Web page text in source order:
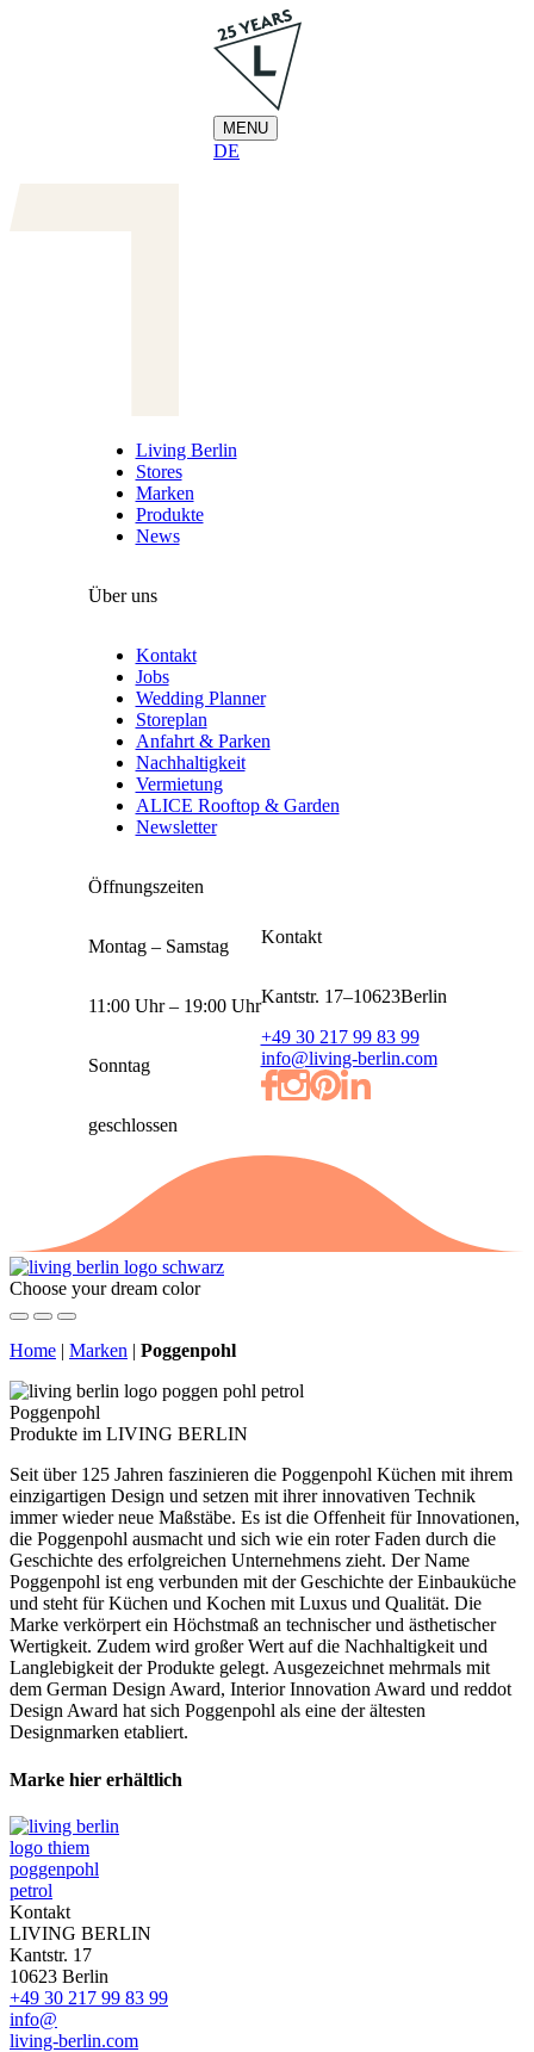
MENU
DE
Living Berlin
Stores
Marken
Produkte
News
Über uns
Kontakt
Jobs
Wedding Planner
Storeplan
Anfahrt & Parken
Nachhaltigkeit
Vermietung
ALICE Rooftop & Garden
Newsletter
Öffnungszeiten
Montag – Samstag
11:00 Uhr – 19:00 Uhr
Sonntag
geschlossen
Kontakt
Kantstr. 17–10623Berlin
+49 30 217 99 83 99
info@living-berlin.com
Choose your dream color
Home | Marken | Poggenpohl
Poggenpohl
Produkte im LIVING BERLIN
Seit über 125 Jahren faszinieren die Poggenpohl Küchen mit ihrem
einzigartigen Design und setzen mit ihrer innovativen Technik
immer wieder neue Maßstäbe. Es ist die Offenheit für Innovationen,
die Poggenpohl ausmacht und sich wie ein roter Faden durch die
Geschichte des erfolgreichen Unternehmens zieht. Der Name
Poggenpohl ist eng verbunden mit der Geschichte der Einbauküche
und steht für Küchen und Kochen mit Luxus und Qualität. Die
Marke verkörpert ein Höchstmaß an technischer und ästhetischer
Wertigkeit. Zudem wird großer Wert auf die Nachhaltigkeit und
Langlebigkeit der Produkte gelegt. Ausgezeichnet mehrmals mit
dem German Design Award, Interior Innovation Award und reddot
Design Award hat sich Poggenpohl als eine der ältesten
Designmarken etabliert.
Marke hier erhältlich
Kontakt
LIVING BERLIN
Kantstr. 17
10623 Berlin
+49 30 217 99 83 99
info@
living-berlin.com